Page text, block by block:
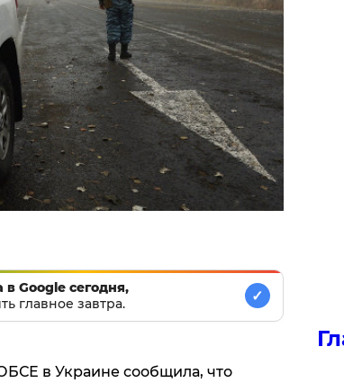
Google сегодня,
главное завтра.
✓
в Украине сообщила, что